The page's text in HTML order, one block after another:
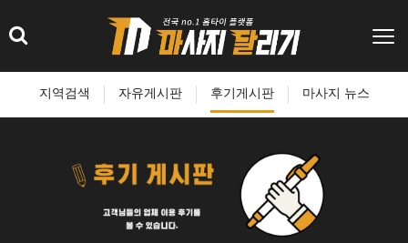
지역검색 자유게시판 후기게시판 마사지 뉴스